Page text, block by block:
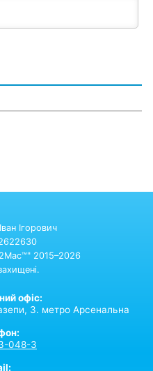
Ігорович
2015–2026
офіс:
3. метро Арсенальна
048-3